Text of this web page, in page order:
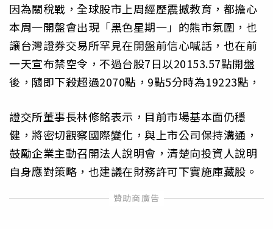
因為關稅戰，全球股市上周經歷震撼教育，都擔心
本周一開盤會出現「黑色星期一」的熊市氛圍，也
讓台灣證券交易所罕見在開盤前信心喊話，也在前
一天宣布禁空令，不過台股7日以20153.57點開盤
後，隨即下殺超過2070點，9點5分時為19223點，
證交所董事長林修銘表示，目前市場基本面仍穩
健，將密切觀察國際變化，與上市公司保持溝通，
鼓勵企業主動召開法人說明會，清楚向投資人說明
自身應對策略，也建議在財務許可下實施庫藏股。